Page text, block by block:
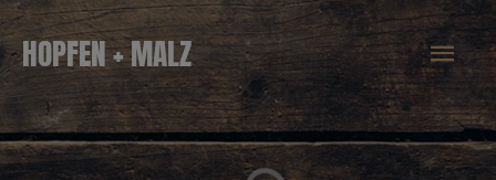
Zum
Inhalt
springen
HOPFEN + MALZ